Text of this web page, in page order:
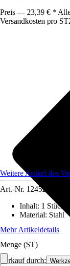
Preis — 23,39 € *
Versandkosten pro ST
Verkauf durch:
Weitere Artikel des
Art.-Nr. 12452822
Inhalt: 1 Stück
Material: Stahl
Mehr Artikeldetails
Menge (ST)